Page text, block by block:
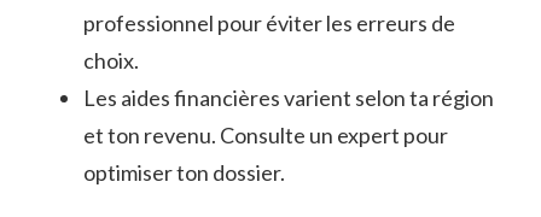
professionnel pour éviter les erreurs de
choix.
Les aides financières varient selon ta région
et ton revenu. Consulte un expert pour
optimiser ton dossier.